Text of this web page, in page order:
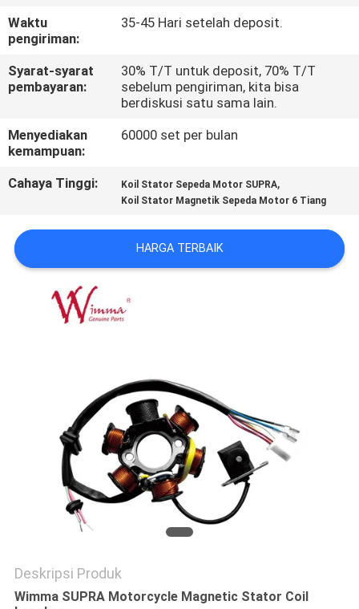
MINTA
KUTIPAN
SITUS
PRIBADI
Waktu
pengiriman:
35-45 Hari setelah deposit.
Syarat-syarat
pembayaran:
30% T/T untuk deposit, 70% T/T
sebelum pengiriman, kita bisa
berdiskusi satu sama lain.
Menyediakan
kemampuan:
60000 set per bulan
Cahaya Tinggi: Koil Stator Sepeda Motor SUPRA,
Koil Stator Magnetik Sepeda Motor 6 Tiang
HARGA TERBAIK
Deskripsi Produk
Wimma SUPRA Motorcycle Magnetic Stator Coil